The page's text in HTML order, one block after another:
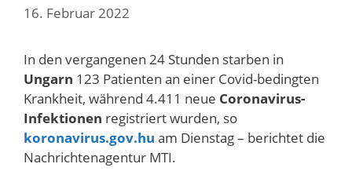
16. Februar 2022
In den vergangenen 24 Stunden starben in
Ungarn 123 Patienten an einer Covid-bedingten
Krankheit, während 4.411 neue Coronavirus-
Infektionen registriert wurden, so
koronavirus.gov.hu am Dienstag – berichtet die
Nachrichtenagentur MTI.